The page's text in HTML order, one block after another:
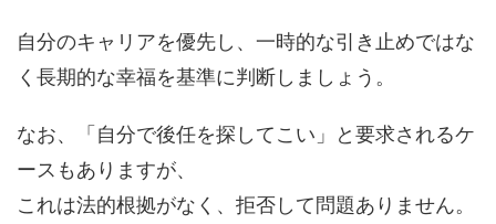
自分のキャリアを優先し、一時的な引き止めではな
く長期的な幸福を基準に判断しましょう。
なお、「自分で後任を探してこい」と要求されるケ
ースもありますが、
これは法的根拠がなく、拒否して問題ありません。